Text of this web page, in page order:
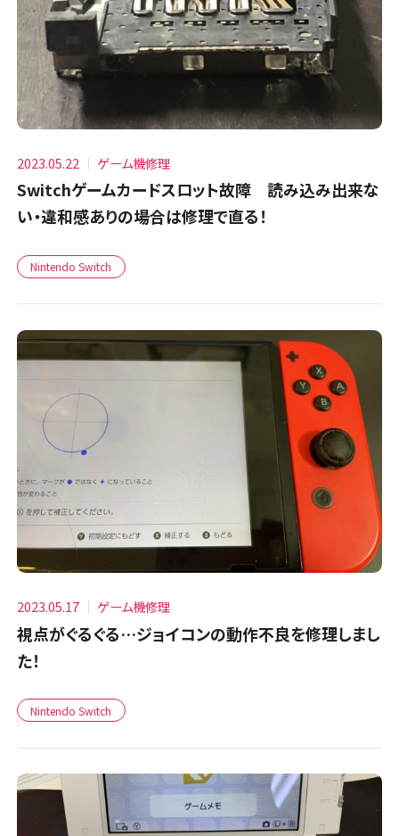
2023.05.22 ゲーム機修理
Switchゲームカードスロット故障 読み込み出来な
い・違和感ありの場合は修理で直る！
Nintendo Switch
2023.05.17 ゲーム機修理
視点がぐるぐる…ジョイコンの動作不良を修理しまし
た！
Nintendo Switch